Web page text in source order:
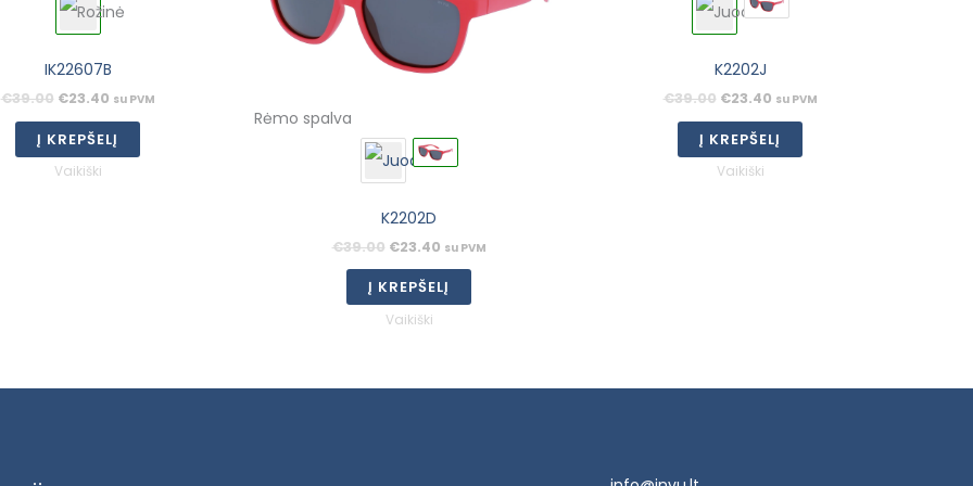
IK22607B
€39.00 €23.40 su PVM
Į KREPŠELĮ
Vaikiški
Rėmo spalva
K2202D
€39.00 €23.40 su PVM
Į KREPŠELĮ
Vaikiški
K2202J
€39.00 €23.40 su PVM
Į KREPŠELĮ
Vaikiški